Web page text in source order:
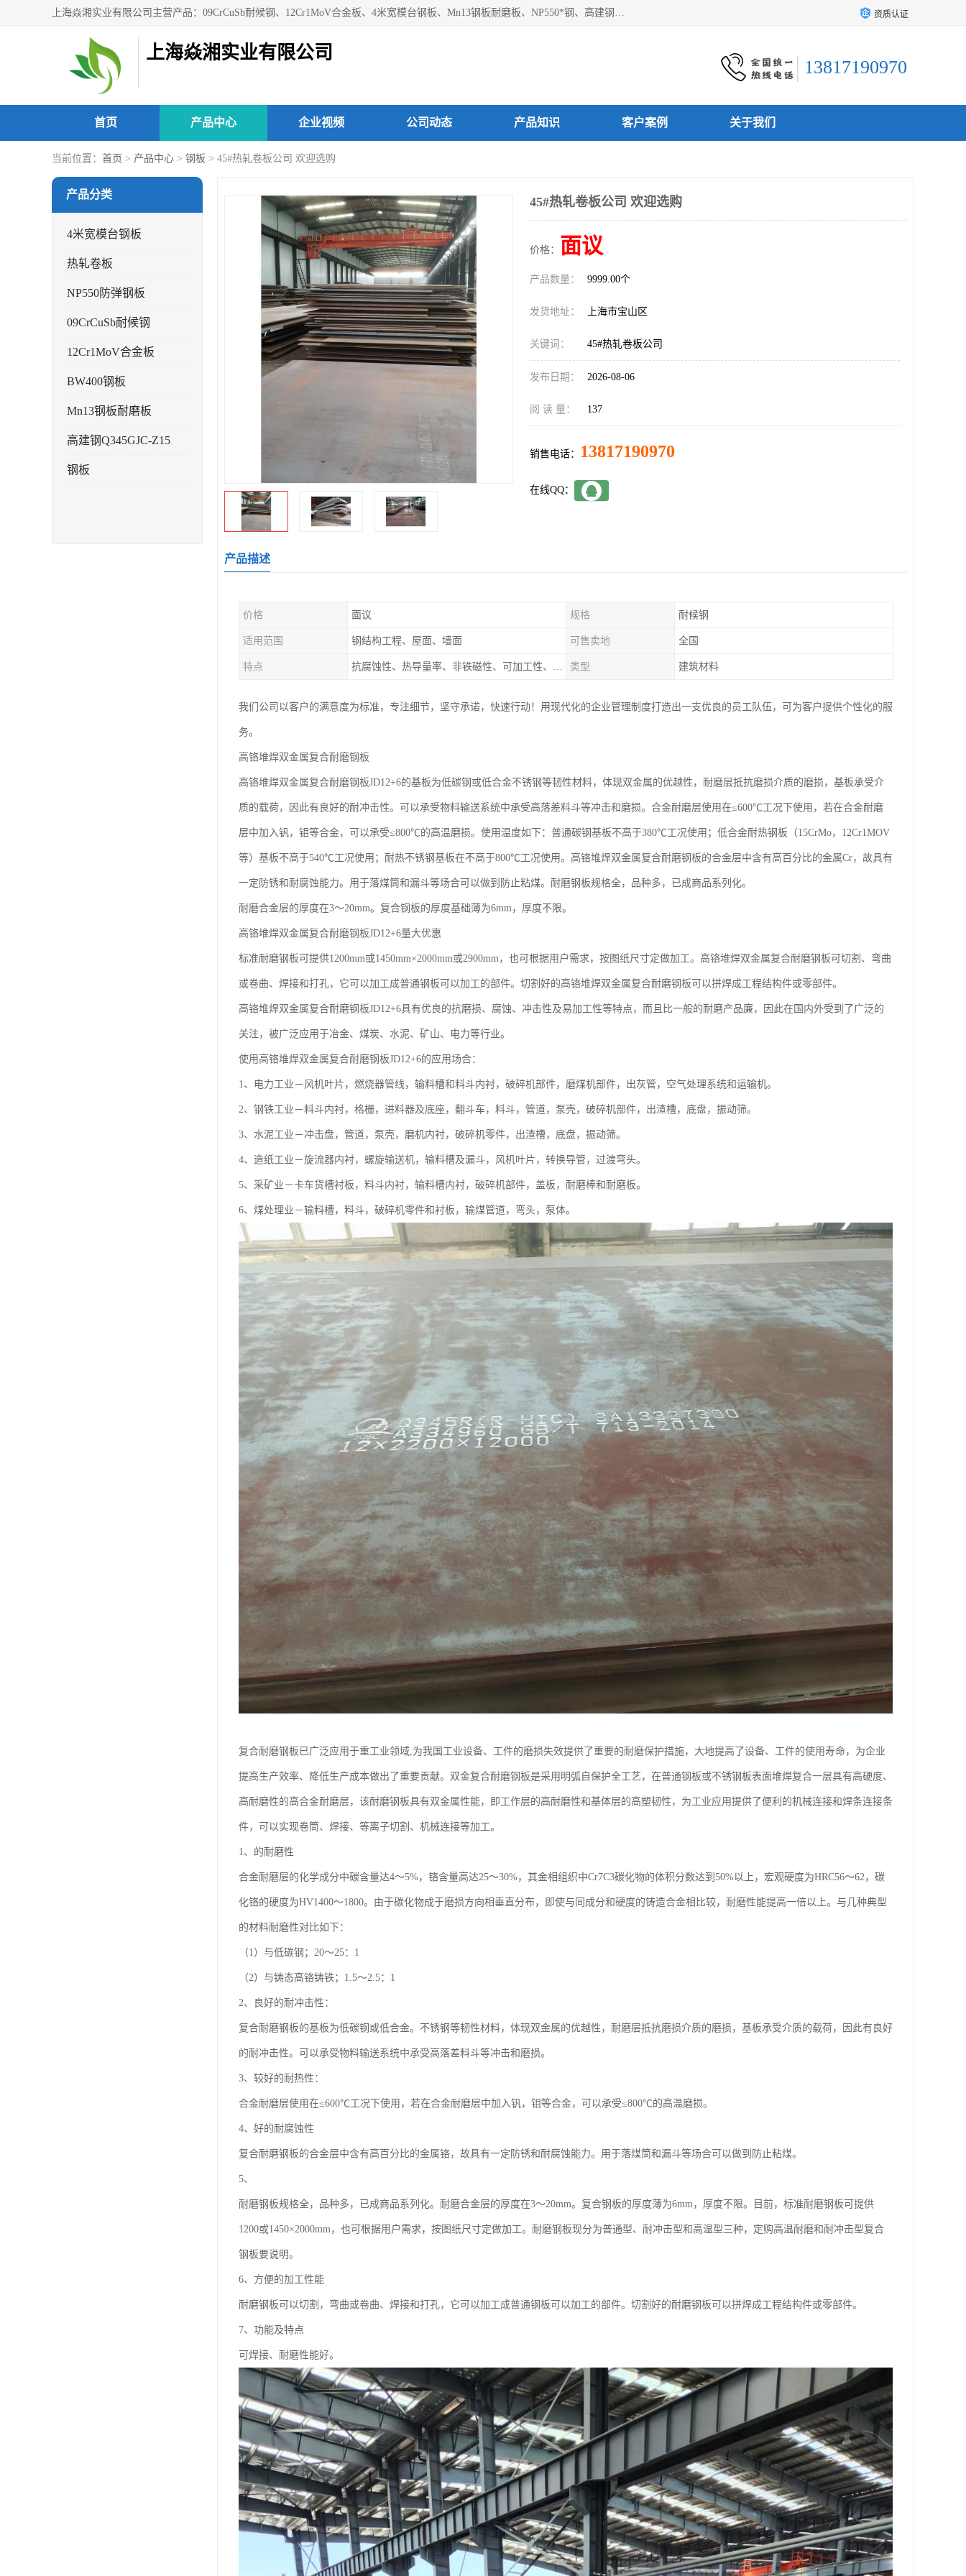
上海焱湘实业有限公司主营产品：09CrCuSb耐候钢、12Cr1MoV合金板、4米宽模台钢板、Mn13钢板耐磨板、NP550*钢、高建钢Q345GJC-Z15等；欢迎前来咨询选购。 资质认证
上海焱湘实业有限公司
13817190970
首页 产品中心 企业视频 公司动态 产品知识 客户案例 关于我们
当前位置： 首页 > 产品中心 > 钢板 > 45#热轧卷板公司 欢迎选购
产品分类
4米宽模台钢板
热轧卷板
NP550防弹钢板
09CrCuSb耐候钢
12Cr1MoV合金板
BW400钢板
Mn13钢板耐磨板
高建钢Q345GJC-Z15
钢板
45#热轧卷板公司 欢迎选购
价格： 面议
产品数量： 9999.00个
发货地址： 上海市宝山区
关键词： 45#热轧卷板公司
发布日期： 2026-08-06
阅 读 量： 137
销售电话： 13817190970
在线QQ：
产品描述
价格 面议 规格 耐候钢
适用范围 钢结构工程、屋面、墙面 可售卖地 全国
特点 抗腐蚀性、热导量率、非铁磁性、可加工性、可成形性、回收性 类型 建筑材料
我们公司以客户的满意度为标准，专注细节，坚守承诺，快速行动！用现代化的企业管理制度打造出一支优良的员工队伍，可为客户提供个性化的服
务。
高铬堆焊双金属复合耐磨钢板
高铬堆焊双金属复合耐磨钢板JD12+6的基板为低碳钢或低合金不锈钢等韧性材料，体现双金属的优越性，耐磨层抵抗磨损介质的磨损，基板承受介
质的载荷，因此有良好的耐冲击性。可以承受物料输送系统中承受高落差料斗等冲击和磨损。合金耐磨层使用在≤600℃工况下使用，若在合金耐磨
层中加入钒，钼等合金，可以承受≤800℃的高温磨损。使用温度如下：普通碳钢基板不高于380℃工况使用；低合金耐热钢板（15CrMo，12Cr1MOV
等）基板不高于540℃工况使用；耐热不锈钢基板在不高于800℃工况使用。高铬堆焊双金属复合耐磨钢板的合金层中含有高百分比的金属Cr，故具有
一定防锈和耐腐蚀能力。用于落煤筒和漏斗等场合可以做到防止粘煤。耐磨钢板规格全，品种多，已成商品系列化。
耐磨合金层的厚度在3～20mm。复合钢板的厚度基础薄为6mm，厚度不限。
高铬堆焊双金属复合耐磨钢板JD12+6量大优惠
标准耐磨钢板可提供1200mm或1450mm×2000mm或2900mm，也可根据用户需求，按图纸尺寸定做加工。高铬堆焊双金属复合耐磨钢板可切割、弯曲
或卷曲、焊接和打孔，它可以加工成普通钢板可以加工的部件。切割好的高铬堆焊双金属复合耐磨钢板可以拼焊成工程结构件或零部件。
高铬堆焊双金属复合耐磨钢板JD12+6具有优良的抗磨损、腐蚀、冲击性及易加工性等特点，而且比一般的耐磨产品廉，因此在国内外受到了广泛的
关注，被广泛应用于冶金、煤炭、水泥、矿山、电力等行业。
使用高铬堆焊双金属复合耐磨钢板JD12+6的应用场合：
1、电力工业－风机叶片，燃烧器管线，输料槽和料斗内衬，破碎机部件，磨煤机部件，出灰管，空气处理系统和运输机。
2、钢铁工业－料斗内衬，格栅，进料器及底座，翻斗车，料斗，管道，泵壳，破碎机部件，出渣槽，底盘，振动筛。
3、水泥工业－冲击盘，管道，泵壳，磨机内衬，破碎机零件，出渣槽，底盘，振动筛。
4、造纸工业－旋流器内衬，螺旋输送机，输料槽及漏斗，风机叶片，转换导管，过渡弯头。
5、采矿业－卡车货槽衬板，料斗内衬，输料槽内衬，破碎机部件，盖板，耐磨棒和耐磨板。
6、煤处理业－输料槽，料斗，破碎机零件和衬板，输煤管道，弯头，泵体。
复合耐磨钢板已广泛应用于重工业领域,为我国工业设备、工件的磨损失效提供了重要的耐磨保护措施，大地提高了设备、工件的使用寿命，为企业
提高生产效率、降低生产成本做出了重要贡献。双金复合耐磨钢板是采用明弧自保护全工艺，在普通钢板或不锈钢板表面堆焊复合一层具有高硬度、
高耐磨性的高合金耐磨层，该耐磨钢板具有双金属性能，即工作层的高耐磨性和基体层的高塑韧性，为工业应用提供了便利的机械连接和焊条连接条
件，可以实现卷筒、焊接、等离子切割、机械连接等加工。
1、的耐磨性
合金耐磨层的化学成分中碳含量达4～5%，铬含量高达25～30%，其金相组织中Cr7C3碳化物的体积分数达到50%以上，宏观硬度为HRC56～62，碳
化铬的硬度为HV1400～1800。由于碳化物成于磨损方向相垂直分布，即使与同成分和硬度的铸造合金相比较，耐磨性能提高一倍以上。与几种典型
的材料耐磨性对比如下：
（1）与低碳钢；20～25：1
（2）与铸态高铬铸铁；1.5～2.5：1
2、良好的耐冲击性：
复合耐磨钢板的基板为低碳钢或低合金。不锈钢等韧性材料，体现双金属的优越性，耐磨层抵抗磨损介质的磨损，基板承受介质的载荷，因此有良好
的耐冲击性。可以承受物料输送系统中承受高落差料斗等冲击和磨损。
3、较好的耐热性：
合金耐磨层使用在≤600℃工况下使用，若在合金耐磨层中加入钒，钼等合金，可以承受≤800℃的高温磨损。
4、好的耐腐蚀性
复合耐磨钢板的合金层中含有高百分比的金属铬，故具有一定防锈和耐腐蚀能力。用于落煤筒和漏斗等场合可以做到防止粘煤。
5、
耐磨钢板规格全，品种多，已成商品系列化。耐磨合金层的厚度在3～20mm。复合钢板的厚度薄为6mm，厚度不限。目前，标准耐磨钢板可提供
1200或1450×2000mm，也可根据用户需求，按图纸尺寸定做加工。耐磨钢板现分为普通型、耐冲击型和高温型三种，定购高温耐磨和耐冲击型复合
钢板要说明。
6、方便的加工性能
耐磨钢板可以切割，弯曲或卷曲、焊接和打孔，它可以加工成普通钢板可以加工的部件。切割好的耐磨钢板可以拼焊成工程结构件或零部件。
7、功能及特点
可焊接、耐磨性能好。